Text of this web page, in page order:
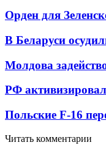
Орден для
В Беларуси
Молдова
РФ
Польские F-16
Читать комментарии